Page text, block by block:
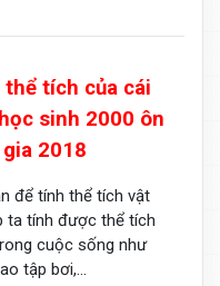
tích của cái
sinh 2000 ôn
2018
để tính thể tích vật
ta tính được thể tích
cuộc sống như
tập bơi,...